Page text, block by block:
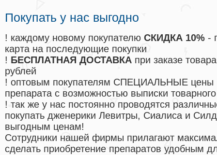
Покупать у нас выгодно
! каждому новому покупателю СКИДКА 10% -
карта на последующие покупки
! БЕСПЛАТНАЯ ДОСТАВКА при заказе
рублей
! оптовым покупателям СПЕЦИАЛЬНЫЕ цены
препарата с возможностью выписки
! так же у нас постоянно проводятся
покупать дженерики Левитры, Сиалиса и
выгодным ценам!
Cотрудники нашей фирмы прилагают
сделать приобретение препаратов удобным